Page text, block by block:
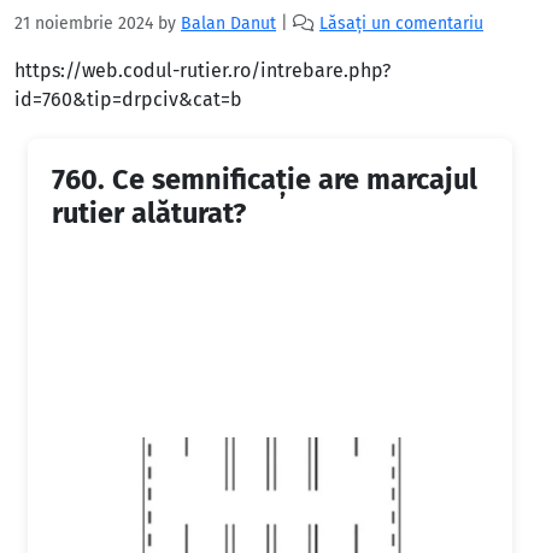
21 noiembrie 2024 by Balan Danut Lăsați un comentariu
https://web.codul-rutier.ro/intrebare.php?
id=760&tip=drpciv&cat=b
760. Ce semnificaţie are marcajul
rutier alăturat?